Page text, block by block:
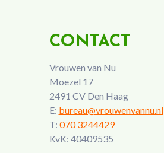
CONTACT
Vrouwen van Nu
Moezel 17
2491 CV Den Haag
E: bureau@vrouwenvannu.nl
T: 070 3244429
KvK: 40409535